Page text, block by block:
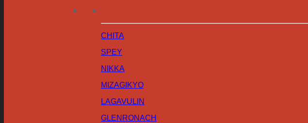
CHITA
SPEY
NIKKA
MIZAGIKYO
LAGAVULIN
GLENRONACH